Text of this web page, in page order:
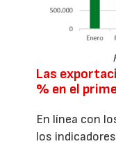
Las
% en el
En línea con
los